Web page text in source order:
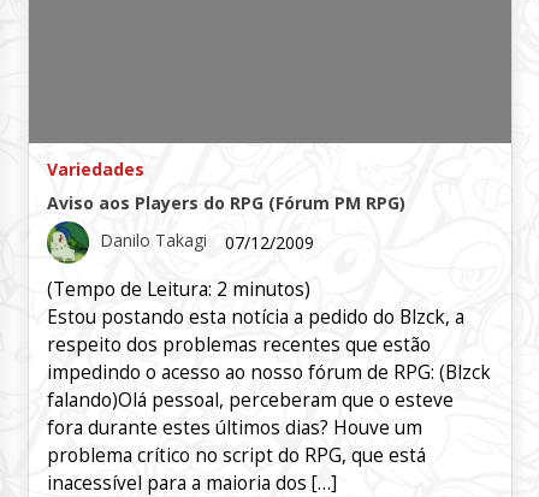
Variedades
Aviso aos Players do RPG (Fórum PM RPG)
Danilo Takagi
07/12/2009
(Tempo de Leitura: 2 minutos)
Estou postando esta notícia a pedido do Blzck, a
respeito dos problemas recentes que estão
impedindo o acesso ao nosso fórum de RPG: (Blzck
falando)Olá pessoal, perceberam que o esteve
fora durante estes últimos dias? Houve um
problema crítico no script do RPG, que está
inacessível para a maioria dos […]